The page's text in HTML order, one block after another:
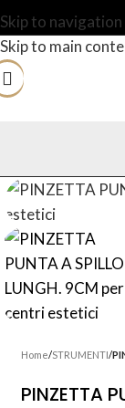
Skip to navigation
Skip to main
Home STRUMENTI
PINZETTA